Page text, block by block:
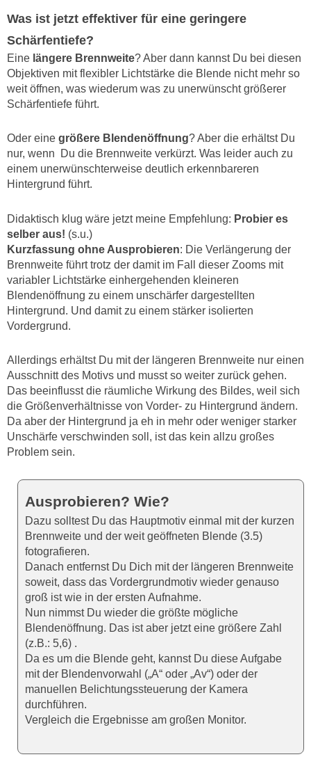
Was ist jetzt effektiver für eine geringere
Schärfentiefe?
Eine längere Brennweite? Aber dann kannst Du bei diesen
Objektiven mit flexibler Lichtstärke die Blende nicht mehr so
weit öffnen, was wiederum was zu unerwünscht größerer
Schärfentiefe führt.
Oder eine größere Blendenöffnung? Aber die erhältst Du
nur, wenn Du die Brennweite verkürzt. Was leider auch zu
einem unerwünschterweise deutlich erkennbareren
Hintergrund führt.
Didaktisch klug wäre jetzt meine Empfehlung: Probier es
selber aus! (s.u.)
Kurzfassung ohne Ausprobieren: Die Verlängerung der
Brennweite führt trotz der damit im Fall dieser Zooms mit
variabler Lichtstärke einhergehenden kleineren
Blendenöffnung zu einem unschärfer dargestellten
Hintergrund. Und damit zu einem stärker isolierten
Vordergrund.
Allerdings erhältst Du mit der längeren Brennweite nur einen
Ausschnitt des Motivs und musst so weiter zurück gehen.
Das beeinflusst die räumliche Wirkung des Bildes, weil sich
die Größenverhältnisse von Vorder- zu Hintergrund ändern.
Da aber der Hintergrund ja eh in mehr oder weniger starker
Unschärfe verschwinden soll, ist das kein allzu großes
Problem sein.
Ausprobieren? Wie?
Dazu solltest Du das Hauptmotiv einmal mit der kurzen
Brennweite und der weit geöffneten Blende (3.5)
fotografieren.
Danach entfernst Du Dich mit der längeren Brennweite
soweit, dass das Vordergrundmotiv wieder genauso
groß ist wie in der ersten Aufnahme.
Nun nimmst Du wieder die größte mögliche
Blendenöffnung. Das ist aber jetzt eine größere Zahl
(z.B.: 5,6) .
Da es um die Blende geht, kannst Du diese Aufgabe
mit der Blendenvorwahl („A“ oder „Av“) oder der
manuellen Belichtungssteuerung der Kamera
durchführen.
Vergleich die Ergebnisse am großen Monitor.